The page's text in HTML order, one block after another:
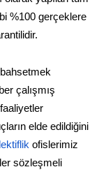
%100 gerçeklere
çalışmış
elde edildiğini
ofislerimiz
sözleşmeli